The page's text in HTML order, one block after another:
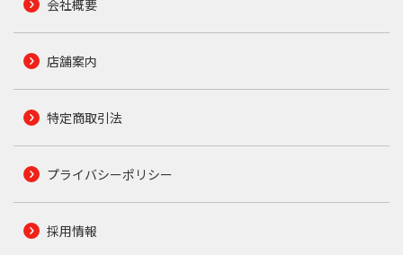
会社概要
店舗案内
特定商取引法
プライバシーポリシー
採用情報